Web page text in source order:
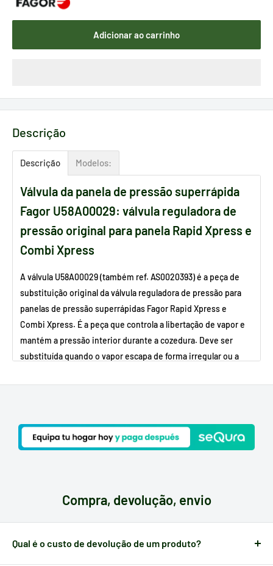
Adicionar ao carrinho
Descrição
Descrição Modelos:
Válvula da panela de pressão superrápida
Fagor U58A00029: válvula reguladora de
pressão original para panela Rapid Xpress e
Combi Xpress
A válvula U58A00029 (também ref. AS0020393) é a peça de
substituição original da válvula reguladora de pressão para
panelas de pressão superrápidas Fagor Rapid Xpress e
Combi Xpress. É a peça que controla a libertação de vapor e
mantém a pressão interior durante a cozedura. Deve ser
substituída quando o vapor escapa de forma irregular ou a
O vapor escapa de forma irregular ou contínua
A panela não atinge ou mantém a pressão correta
POR QUE É QUE ESTA PEÇA AVARIA?
Desgaste natural do plástico ou das vedações
Compra, devolução, envio
Qual é o custo de devolução de um produto?